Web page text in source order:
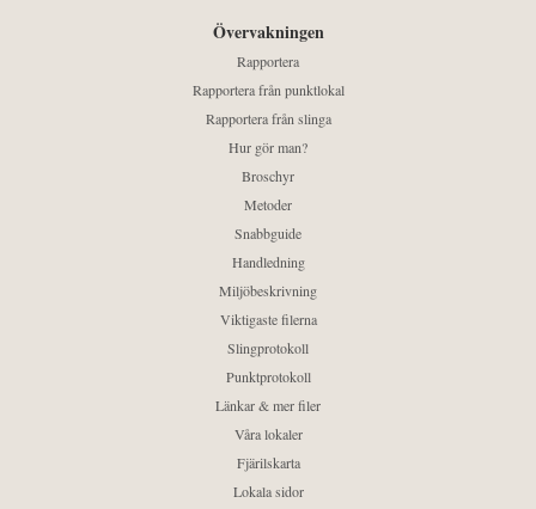
Övervakningen
Rapportera
Rapportera från punktlokal
Rapportera från slinga
Hur gör man?
Broschyr
Metoder
Snabbguide
Handledning
Miljöbeskrivning
Viktigaste filerna
Slingprotokoll
Punktprotokoll
Länkar & mer filer
Våra lokaler
Fjärilskarta
Lokala sidor